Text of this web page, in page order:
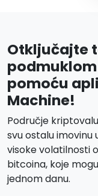
Otključajte
pomoću
Machine!
Područje
svu ostalu imovinu
visoke volatilnosti
bitcoina, koje
jednom danu.